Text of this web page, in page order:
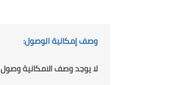
وصف إمكانية الوصول:
لا يوجد وصف الامكانية وصول